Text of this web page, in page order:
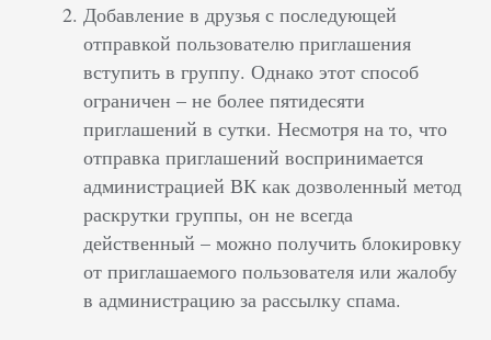
Добавление в друзья с последующей
отправкой пользователю приглашения
вступить в группу. Однако этот способ
ограничен – не более пятидесяти
приглашений в сутки. Несмотря на то, что
отправка приглашений воспринимается
администрацией ВК как дозволенный метод
раскрутки группы, он не всегда
действенный – можно получить блокировку
от приглашаемого пользователя или жалобу
в администрацию за рассылку спама.